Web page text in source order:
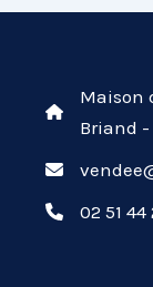
Maison
Briand -
02 51 44